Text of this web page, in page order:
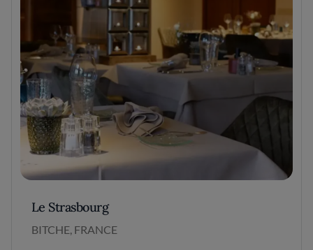
Le Strasbourg
BITCHE, FRANCE